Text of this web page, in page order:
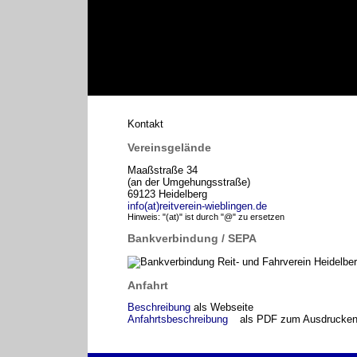
Kontakt
Vereinsgelände
Maaßstraße 34
(an der Umgehungsstraße)
69123 Heidelberg
info(at)reitverein-wieblingen.de
Hinweis: "(at)" ist durch "@" zu ersetzen
Bankverbindung / SEPA
Anfahrt
Beschreibung als Webseite
Anfahrtsbeschreibung
als PDF zum Ausdrucken